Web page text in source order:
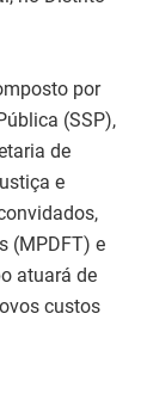
por
(SSP),
de
e
(MPDFT) e
atuará de
custos